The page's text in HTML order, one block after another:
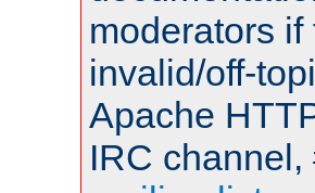
moderators
invalid/off-
Apache
IRC